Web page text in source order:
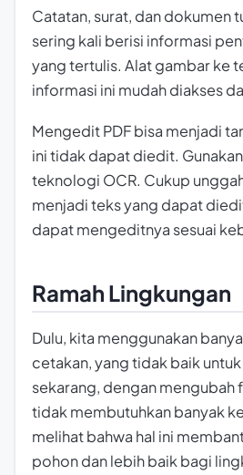
Catatan, surat, dan dokumen
sering kali berisi informasi
yang tertulis. Alat gambar ke
informasi ini mudah diakses
Mengedit PDF bisa menjadi
ini tidak dapat diedit.
teknologi OCR. Cukup
menjadi teks yang dapat
dapat mengeditnya sesuai
Ramah Lingkungan
Dulu, kita menggunakan
cetakan, yang tidak baik
sekarang, dengan mengubah
tidak membutuhkan banyak
melihat bahwa hal ini
pohon dan lebih baik bagi